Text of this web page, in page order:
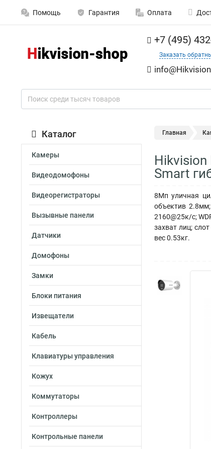
Помощь Гарантия Оплата
+7 (495)
Заказать
Каталог
Камеры
Видеодомофоны
Видеорегистраторы
Вызывные панели
Датчики
Домофоны
Замки
Блоки питания
Извещатели
Кабель
Клавиатуры управления
Кожух
Коммутаторы
Контроллеры
Контрольные панели
Главная
Hikvision
Smart
8Мп уличная
объектив
2160@25к/с;
захват лиц;
вес 0.53кг.